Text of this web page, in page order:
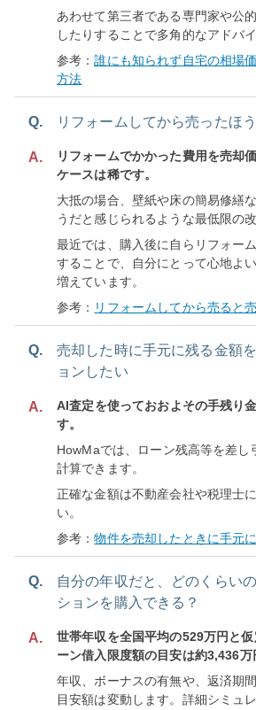
あわせて第三者である専門家や公
したりすることで多角的なアドバ
参考：誰にも知られず自宅の相場
方法
Q. リフォームしてから売ったほ
A.
リフォームでかかった費用を売却
ケースは稀です。
大抵の場合、壁紙や床の簡易修繕
うだと感じられるような最低限の
最近では、購入後に自らリフォー
することで、自分にとって心地よ
増えています。
参考： リフォームしてから売ると
Q.
売却した時に手元に残る金額
ョンしたい
A.
AI査定を使っておおよその手残り
す。
HowMaでは、ローン残高等を差し
計算できます。
正確な金額は不動産会社や税理士
い。
参考：物件を売却したときに手元
Q.
自分の年収だと、どのくらい
ションを購入できる？
A.
世帯年収を全国平均の529万円と
ーン借入限度額の目安は約3,436万
年収、ボーナスの有無や、返済期
目安額は変動します。詳細シミュ